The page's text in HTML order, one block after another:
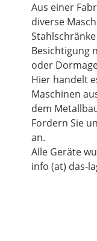
Aus einer
diverse
Besichtigung
oder
Hier handelt
Maschinen
dem
Fordern Sie
an.
Alle Geräte
info (at) das-